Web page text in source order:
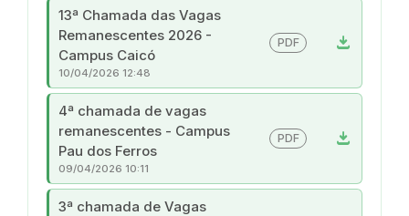
13ª Chamada das Vagas
Remanescentes 2026 -
Campus Caicó
download
PDF
10/04/2026 12:48
4ª chamada de vagas
remanescentes - Campus
Pau dos Ferros
download
PDF
09/04/2026 10:11
3ª chamada de Vagas